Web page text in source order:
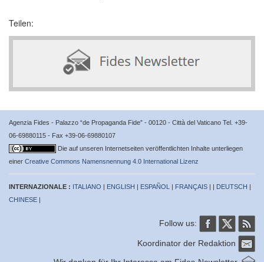
Teilen:
Agenzia Fides - Palazzo “de Propaganda Fide” - 00120 - Città del Vaticano Tel. +39-
06-69880115 - Fax +39-06-69880107
Die auf unseren Internetseiten veröffentlichten Inhalte unterliegen
einer Creative Commons Namensnennung 4.0 International Lizenz
INTERNAZIONALE : ITALIANO | ENGLISH | ESPAÑOL | FRANÇAIS | | DEUTSCH |
CHINESE |
Follow us:
Koordinator der Redaktion